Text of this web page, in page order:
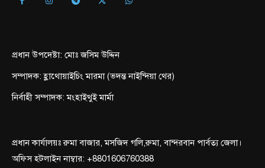
প্রধান উপদেষ্টা: মোঃ জসিম উদ্দিন
সম্পাদক: হ্লাথোয়াইচিং মারমা (ভদন্ত নাইন্দিয়া থের)
নির্বাহী সম্পাদক: মংহাইথুই মার্মা
প্রধান কার্যালয়ঃ রুমা বাজার, মসজিদ গলি,রুমা, বান্দরবান পার্বত্য জেলা।
অফিস হটলাইন নাম্বার: +8801606760388